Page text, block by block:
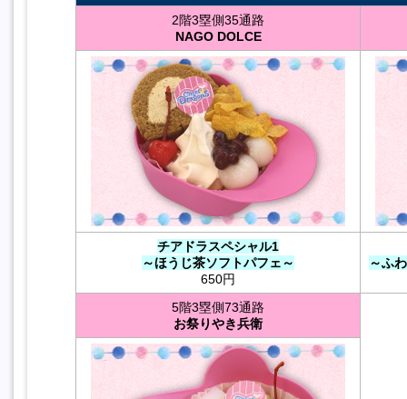
2階3塁側35通路
NAGO DOLCE
チアドラスペシャル1
～ほうじ茶ソフトパフェ～
650円
～ふ
5階3塁側73通路
お祭りやき兵衛